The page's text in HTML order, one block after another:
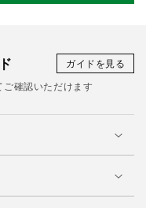
ガイドを見る
確認いただけます